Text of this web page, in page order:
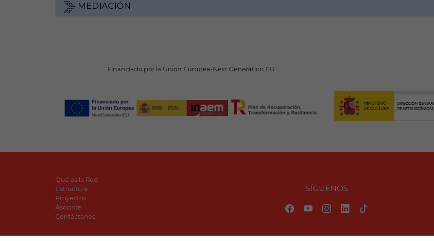
MEDIACIÓN
Financiado por la Unión Europea-Next Generation EU
Qué es la Red
Estructura
Proyectos
Asóciate
Contáctanos
SÍGUENOS